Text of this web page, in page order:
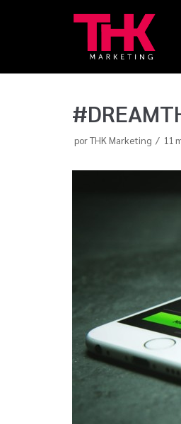
porTHK Marketing 11